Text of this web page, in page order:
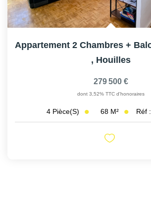
, Houilles
279 500 €
dont 3,52% TTC d'honoraires
4 Pièce(s) 68 M² Réf :